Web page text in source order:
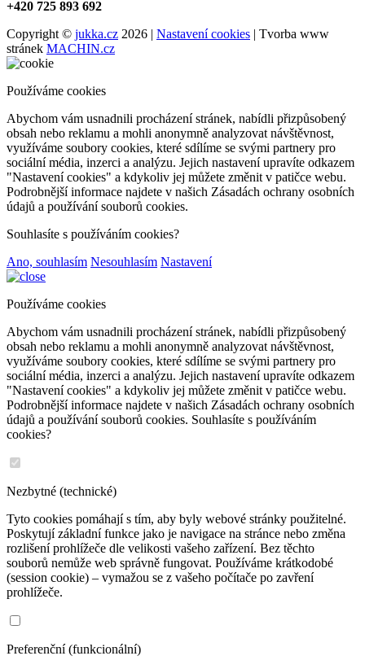
+420 725 893 692
Copyright © jukka.cz 2026 | Nastavení cookies | Tvorba www
stránek MACHIN.cz
Používáme cookies
Abychom vám usnadnili procházení stránek, nabídli přizpůsobený
obsah nebo reklamu a mohli anonymně analyzovat návštěvnost,
využíváme soubory cookies, které sdílíme se svými partnery pro
sociální média, inzerci a analýzu. Jejich nastavení upravíte odkazem
"Nastavení cookies" a kdykoliv jej můžete změnit v patičce webu.
Podrobnější informace najdete v našich Zásadách ochrany osobních
údajů a používání souborů cookies.
Souhlasíte s používáním cookies?
Ano, souhlasím Nesouhlasím Nastavení
Používáme cookies
Abychom vám usnadnili procházení stránek, nabídli přizpůsobený
obsah nebo reklamu a mohli anonymně analyzovat návštěvnost,
využíváme soubory cookies, které sdílíme se svými partnery pro
sociální média, inzerci a analýzu. Jejich nastavení upravíte odkazem
"Nastavení cookies" a kdykoliv jej můžete změnit v patičce webu.
Podrobnější informace najdete v našich Zásadách ochrany osobních
údajů a používání souborů cookies. Souhlasíte s používáním
cookies?
Nezbytné (technické)
Tyto cookies pomáhají s tím, aby byly webové stránky použitelné.
Poskytují základní funkce jako je navigace na stránce nebo změna
rozlišení prohlížeče dle velikosti vašeho zařízení. Bez těchto
souborů nemůže web správně fungovat. Používáme krátkodobé
(session cookie) – vymažou se z vašeho počítače po zavření
prohlížeče.
Preferenční (funkcionální)